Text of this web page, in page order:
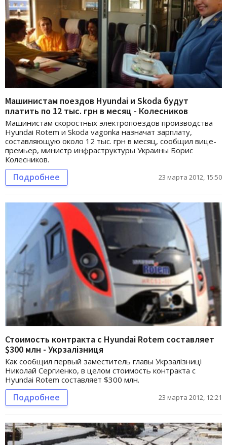
Машинистам поездов Hyundai и Skoda будут
платить по 12 тыс. грн в месяц - Колесников
Машинистам скоростных электропоездов производства
Hyundai Rotem и Skoda vagonka назначат зарплату,
составляющую около 12 тыс. грн в месяц, сообщил вице-
премьер, министр инфраструктуры Украины Борис
Колесников.
Подробнее 23 марта 2012, 15:50
Стоимость контракта с Hyundai Rotem составляет
$300 млн - Укрзалізниця
Как сообщил первый заместитель главы Укрзалізниці
Николай Сергиенко, в целом стоимость контракта с
Hyundai Rotem составляет $300 млн.
Подробнее 23 марта 2012, 12:21